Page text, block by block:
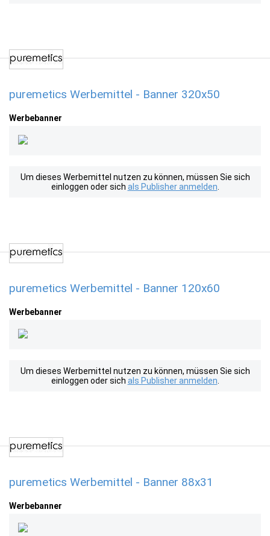
puremetics Werbemittel - Banner 320x50
Werbebanner
Um dieses Werbemittel nutzen zu können, müssen Sie sich
einloggen oder sich als Publisher anmelden
puremetics Werbemittel - Banner 120x60
Werbebanner
Um dieses Werbemittel nutzen zu können, müssen Sie sich
einloggen oder sich als Publisher anmelden
puremetics Werbemittel - Banner 88x31
Werbebanner